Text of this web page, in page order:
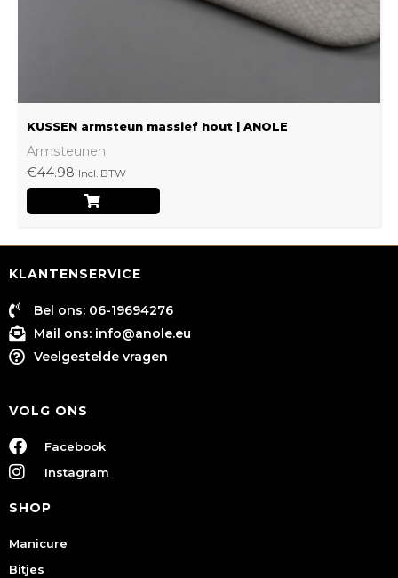
KUSSEN armsteun massief hout | ANOLE
Armsteunen
€44.98 Incl. BTW
KLANTENSERVICE
Bel ons: 06-19694276
Mail ons: info@anole.eu
Veelgestelde vragen
VOLG ONS
Facebook
Instagram
SHOP
Manicure
Bitjes